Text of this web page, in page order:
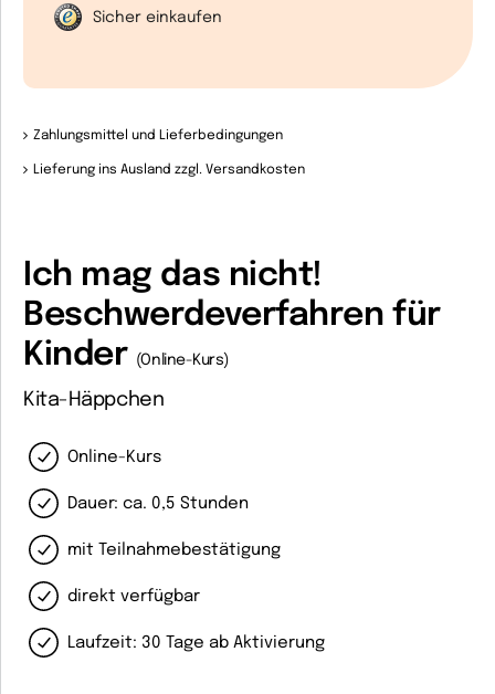
Sicher einkaufen
Zahlungsmittel und Lieferbedingungen
Lieferung ins Ausland zzgl. Versandkosten
Ich mag das nicht!
Beschwerdeverfahren für
Kinder (Online-Kurs)
Kita-Häppchen
Online-Kurs
Dauer: ca. 0,5 Stunden
mit Teilnahmebestätigung
direkt verfügbar
Laufzeit: 30 Tage ab Aktivierung